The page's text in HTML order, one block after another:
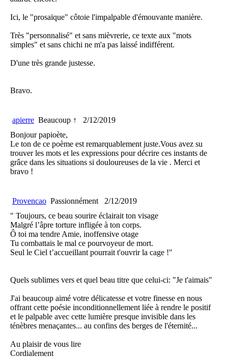
Ici, le "prosaïque" côtoie l'impalpable d'émouvante manière.
Très "personnalisé" et sans mièvrerie, ce texte aux "mots
simples" et sans chichi ne m'a pas laissé indifférent.
D'une très grande justesse.
Bravo.
apierre Beaucoup ↑
2/12/2019
Bonjour papioète,
Le ton de ce poème est remarquablement juste.Vous avez su
trouver les mots et les expressions pour décrire ces instants de
grâce dans les situations si douloureuses de la vie . Merci et
bravo !
Provencao Passionnément
2/12/2019
" Toujours, ce beau sourire éclairait ton visage
Malgré l’âpre torture infligée à ton corps.
Ô toi ma tendre Amie, inoffensive otage
Tu combattais le mal ce pourvoyeur de mort.
Seul le Ciel t’accueillant pourrait t'ouvrir la cage !"
Quels sublimes vers et quel beau titre que celui-ci: "Je t'aimais"
J'ai beaucoup aimé votre délicatesse et votre finesse en nous
offrant cette poésie inconditionnellement liée à rendre le positif
et le palpable avec cette lumière presque invisible dans les
ténèbres menaçantes... au confins des berges de l'éternité...
Au plaisir de vous lire
Cordialement